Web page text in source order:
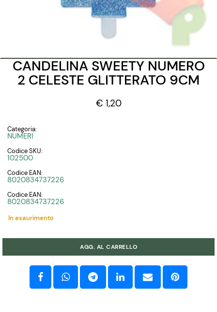
CANDELINA SWEETY NUMERO
2 CELESTE GLITTERATO 9CM
€ 1,20
Categoria:
NUMERI
Codice SKU:
102500
Codice EAN:
8020834737226
Codice EAN:
8020834737226
In esaurimento
AGG. AL CARRELLO